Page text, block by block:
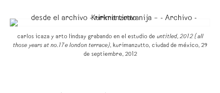
carlos icaza y arto lindsay grabando en el estudio de untitled, 2012 (all
those years at no. 17e london terrace), kurimanzutto, ciudad de méxico, 29
de septiembre, 2012